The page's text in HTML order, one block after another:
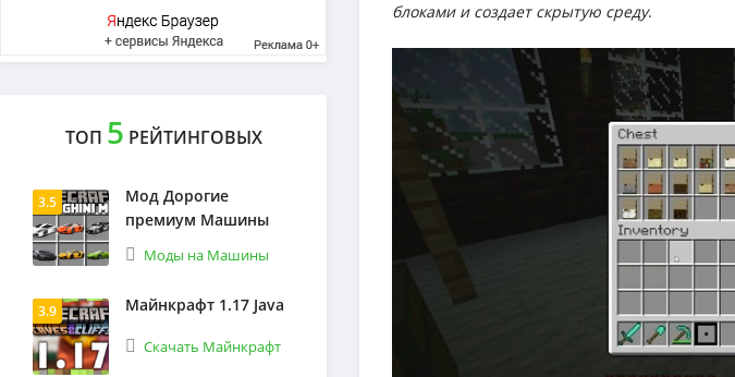
ТОП 5 РЕЙТИНГОВЫХ
3.5
Мод Дорогие
премиум Машины
Моды на Машины
3.9 Майнкрафт 1.17 Java
Скачать Майнкрафт
блоками и создает скрытую среду.